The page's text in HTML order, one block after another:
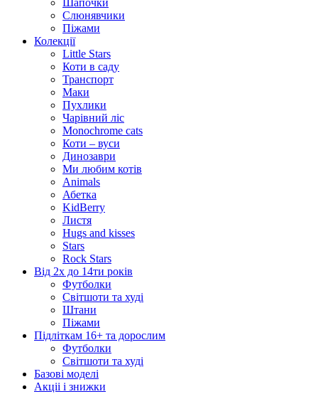
Шапочки
Слюнявчики
Піжами
Колекції
Little Stars
Коти в саду
Транспорт
Маки
Пухлики
Чарівний ліс
Monochrome cats
Коти – вуси
Динозаври
Ми любим котів
Animals
Абетка
KidBerry
Листя
Hugs and kisses
Stars
Rock Stars
Від 2х до 14ти років
Футболки
Світшоти та худі
Штани
Піжами
Підліткам 16+ та дорослим
Футболки
Світшоти та худі
Базові моделі
Акціі і знижки